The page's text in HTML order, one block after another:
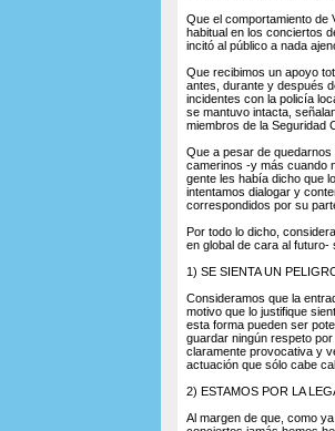
Que el comportamiento de
habitual en los conciertos
incitó al público a nada
Que recibimos un apoyo
antes, durante y después
incidentes con la policía
se mantuvo intacta,
miembros de la Seguridad
Que a pesar de
camerinos -y más cuando
gente les había dicho que
intentamos dialogar y
correspondidos por su
Por todo lo dicho,
en global de cara al
1) SE SIENTA UN
Consideramos que la
motivo que lo justifique
esta forma pueden ser
guardar ningún respeto
claramente provocativa y
actuación que sólo cabe
2) ESTAMOS POR LA
Al margen de que, como